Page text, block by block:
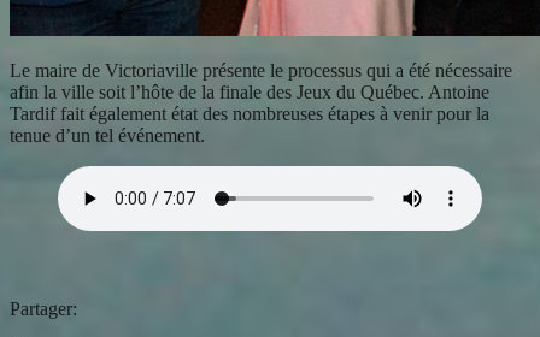
Le maire de Victoriaville présente le processus qui a été nécessaire
afin la ville soit l’hôte de la finale des Jeux du Québec. Antoine
Tardif fait également état des nombreuses étapes à venir pour la
tenue d’un tel événement.
Partager: